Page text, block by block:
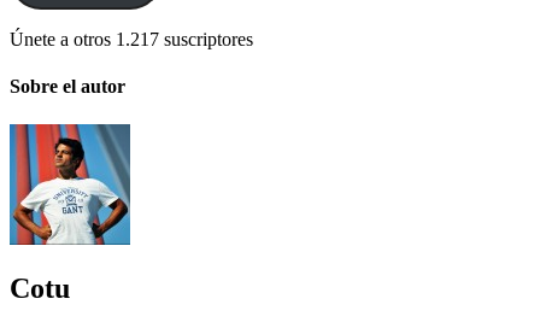
Únete a otros 1.217 suscriptores
Sobre el autor
Cotu